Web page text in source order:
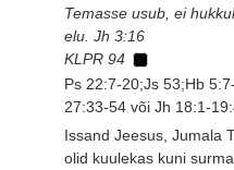
Temasse usub, ei
elu. Jh 3:16
KLPR 94
Ps 22:7-20;Js 53;Hb
27:33-54 või Jh 18:1-
Issand Jeesus, Jumala
olid kuulekas kuni